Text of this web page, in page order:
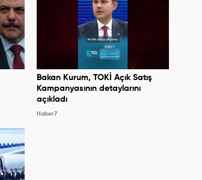
Bakan Kurum, TOKİ Açık Satış
Kampanyasının detaylarını
açıkladı
Haber7